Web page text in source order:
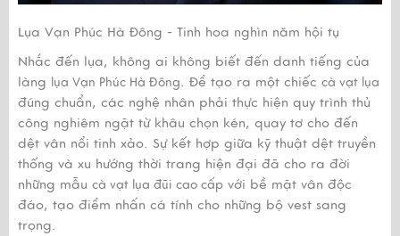
Lụa Vạn Phúc Hà Đông - Tinh hoa nghìn năm hội tụ
Nhắc đến lụa, không ai không biết đến danh tiếng của
làng lụa Vạn Phúc Hà Đông. Để tạo ra một chiếc cà vạt lụa
đúng chuẩn, các nghệ nhân phải thực hiện quy trình thủ
công nghiêm ngặt từ khâu chọn kén, quay tơ cho đến
dệt vân nổi tinh xảo. Sự kết hợp giữa kỹ thuật dệt truyền
thống và xu hướng thời trang hiện đại đã cho ra đời
những mẫu cà vạt lụa đũi cao cấp với bề mặt vân độc
đáo, tạo điểm nhấn cá tính cho những bộ vest sang
trọng.